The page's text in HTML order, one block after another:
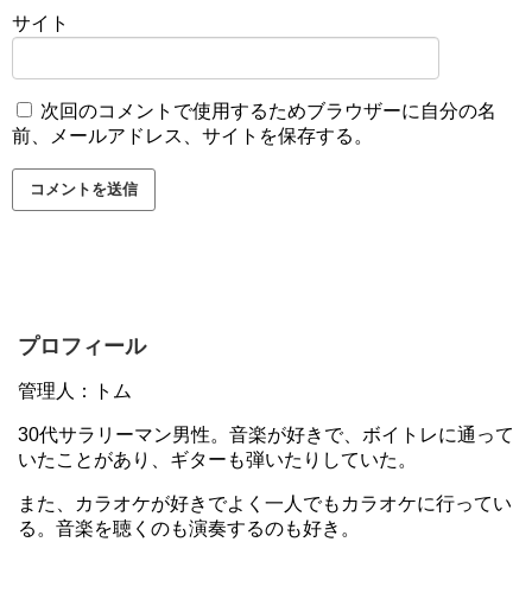
サイト
次回のコメントで使用するためブラウザーに自分の名
前、メールアドレス、サイトを保存する。
プロフィール
管理人：トム
30代サラリーマン男性。音楽が好きで、ボイトレに通って
いたことがあり、ギターも弾いたりしていた。
また、カラオケが好きでよく一人でもカラオケに行ってい
る。音楽を聴くのも演奏するのも好き。